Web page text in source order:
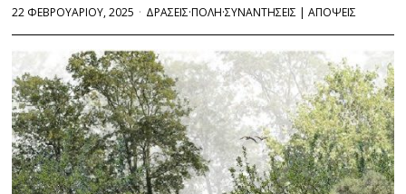
22 ΦΕΒΡΟΥΑΡΙΟΥ, 2025 ΔΡΑΣΕΙΣ·ΠΟΛΗ·ΣΥΝΑΝΤΗΣΕΙΣ | ΑΠΟΨΕΙΣ